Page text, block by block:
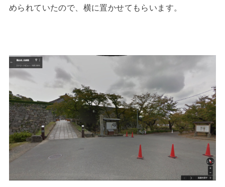
められていたので、横に置かせてもらいます。